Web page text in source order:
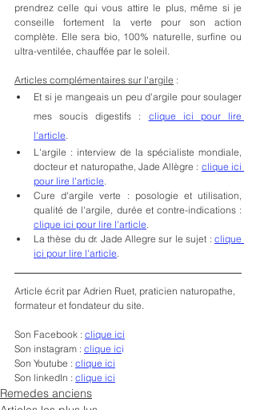
prendrez celle qui vous attire le plus, même si je
conseille fortement la verte pour son action
complète. Elle sera bio, 100% naturelle, surfine ou
ultra-ventilée, chauffée par le soleil.
Articles complémentaires sur l'argile :
Et si je mangeais un peu d'argile pour soulager
mes soucis digestifs : clique ici pour lire
l'article
L'argile : interview de la spécialiste mondiale,
docteur et naturopathe, Jade Allègre : clique ici
pour lire l'article
Cure d'argile verte : posologie et utilisation,
clique ici pour lire l'article
La thèse du dr. Jade Allegre sur le sujet : clique
ici pour lire l'article
Article écrit par Adrien Ruet, praticien naturopathe,
formateur et fondateur du site.
Son Facebook : clique ici
Son instagram : clique ici
Son Youtube : clique ici
Son linkedIn : clique ici
Remedes anciens